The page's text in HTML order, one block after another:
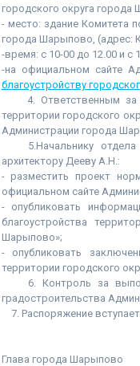
городского округа города
- место: здание Комитета
города Шарыпово, (адрес:
-время: с 10-00 до 12.00 и с
-на официальном сайте
благоустройству
4. Ответственным за
территории городского
Администрации города
5.Начальнику отдела
архитектору Дееву А.Н.:
- разместить проект
официальном сайте
- опубликовать
благоустройства
Шарыпово»;
- опубликовать
территории городского
6. Контроль за
градостроительства
7. Распоряжение
Глава города